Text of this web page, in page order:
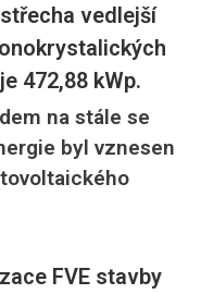
vedlejší
472,88 kWp.
na stále se
byl vznesen
FVE stavby